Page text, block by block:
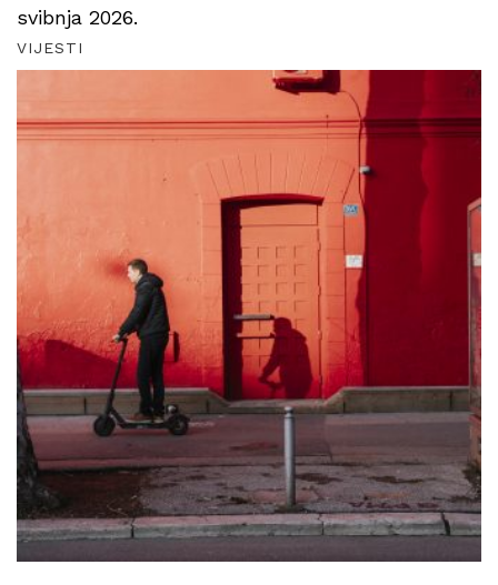
svibnja 2026.
VIJESTI